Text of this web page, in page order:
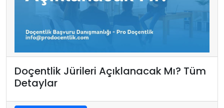
Doçentlik Jürileri Açıklanacak Mı? Tüm
Detaylar